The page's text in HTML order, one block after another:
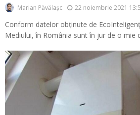
Marian Păvălașc 22 noiembrie 2021
Conform datelor obținute de
Mediului, în România sunt în jur de o mie